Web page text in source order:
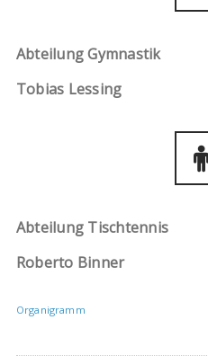
Abteilung Gymnastik
Tobias Lessing
Abteilung Tischtennis
Roberto Binner
Organigramm